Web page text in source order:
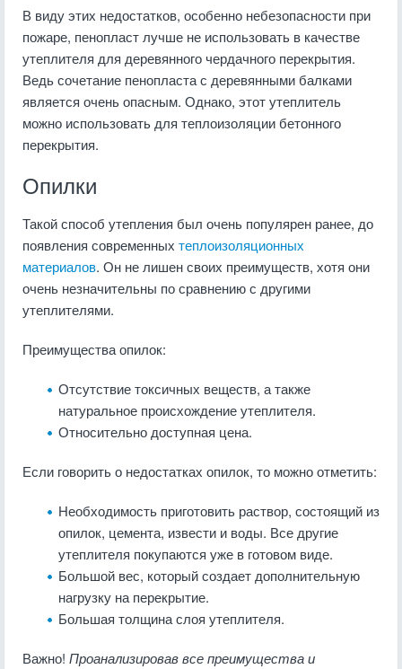
В виду этих недостатков, особенно небезопасности при
пожаре, пенопласт лучше не использовать в качестве
утеплителя для деревянного чердачного перекрытия.
Ведь сочетание пенопласта с деревянными балками
является очень опасным. Однако, этот утеплитель
можно использовать для теплоизоляции бетонного
перекрытия.
Опилки
Такой способ утепления был очень популярен ранее, до
появления современных теплоизоляционных
материалов. Он не лишен своих преимуществ, хотя они
очень незначительны по сравнению с другими
утеплителями.
Преимущества опилок:
Отсутствие токсичных веществ, а также
натуральное происхождение утеплителя.
Относительно доступная цена.
Если говорить о недостатках опилок, то можно отметить:
Необходимость приготовить раствор, состоящий из
опилок, цемента, извести и воды. Все другие
утеплителя покупаются уже в готовом виде.
Большой вес, который создает дополнительную
нагрузку на перекрытие.
Большая толщина слоя утеплителя.
Важно! Проанализировав все преимущества и